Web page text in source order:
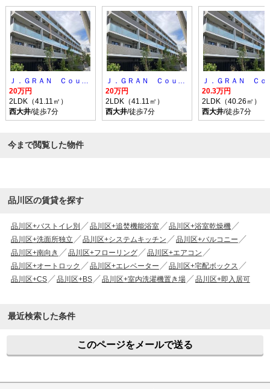
Ｊ．ＧＲＡＮ Ｃｏｕｒｔ 品川西大井ＷＥＳ
20万円
2LDK（41.11㎡）
西大井/徒歩7分
Ｊ．ＧＲＡＮ Ｃｏｕｒｔ 品川西大井ＷＥＳ
20万円
2LDK（41.11㎡）
西大井/徒歩7分
20.3万円
2LDK（40.26㎡）
西大井/徒歩7分
今まで閲覧した物件
品川区の賃貸を探す
品川区+バストイレ別 品川区+追焚機能浴室
品川区+浴室乾燥機
品川区+洗面所独立
品川区+システムキッチン
品川区+バルコニー
品川区+南向き
品川区+フローリング
品川区+エアコン
品川区+オートロック
品川区+エレベーター
品川区+宅配ボックス
品川区+CS
品川区+BS 品川区+室内洗濯機置き場 品川区+即入居可
最近検索した条件
このページをメールで送る